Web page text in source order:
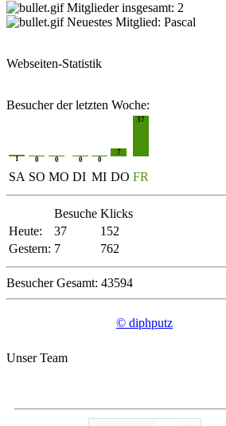
Mitglieder insgesamt: 2
Neuestes Mitglied: Pascal
Webseiten-Statistik
Besucher der letzten Woche:
1 0 0 0 0
7
37
SA SO MO DI MI DO FR
Besuche Klicks
Heute:
37
152
Gestern: 7 762
Besucher Gesamt: 43594
© diphputz
Unser Team